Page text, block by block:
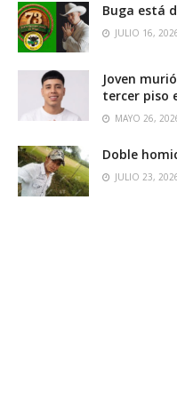
Buga está
JULIO 16,
Joven
tercer piso
MAYO 26,
Doble
JULIO 23,